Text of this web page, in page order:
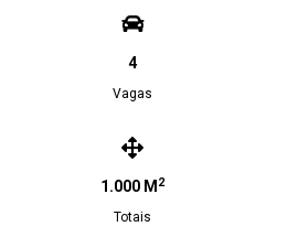
4
Vagas
1.000 M 2
Totais